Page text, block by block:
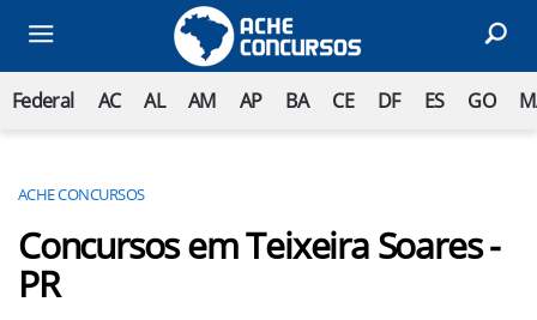
Federal AC AL AM AP BA CE DF ES GO
ACHE CONCURSOS
Concursos em Teixeira Soares -
PR